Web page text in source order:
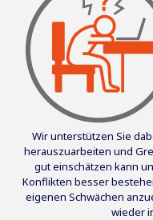
Wir unterstützen Sie
herauszuarbeiten und
gut einschätzen kann
Konflikten besser
eigenen Schwächen
wieder